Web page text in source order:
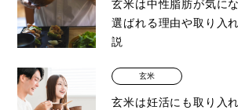
玄米は中性脂肪が気に
選ばれる理由や取り入
説
玄米
玄米は妊活にも取り入